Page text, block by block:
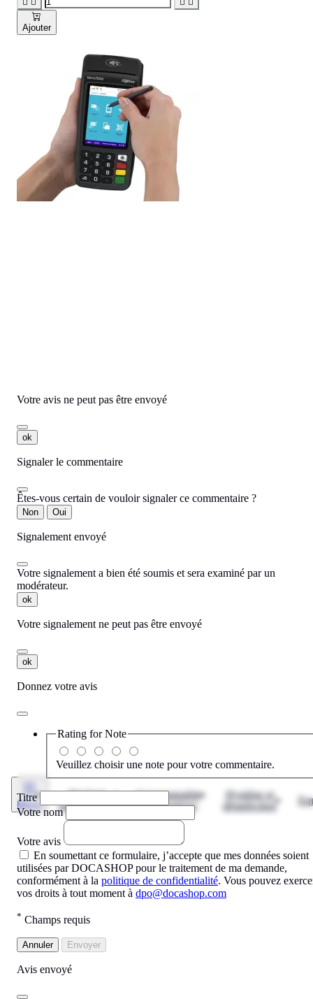
Menu
Matériel
informatique
Consommable
informatique
Hygiène et
désinfection
Ajouter
Votre avis ne peut pas être envoyé
ok
Signaler le commentaire
Êtes-vous certain de vouloir signaler ce commentaire ?
Non Oui
Signalement envoyé
Votre signalement a bien été soumis et sera examiné par un
modérateur.
ok
Votre signalement ne peut pas être envoyé
ok
Donnez votre avis
Rating forNote
Veuillez choisir une note pour votre commentaire.
Titre
Votre nom
Votre avis
En soumettant ce formulaire, j’accepte que mes données soient
utilisées par DOCASHOP pour le traitement de ma demande,
conformément à la politique de confidentialité. Vous pouvez
vos droits à tout moment à dpo@docashop.com
* Champs requis
Annuler Envoyer
Avis envoyé